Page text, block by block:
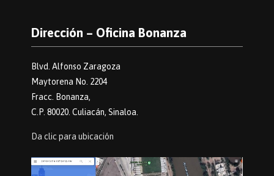
Dirección – Oficina Bonanza
Blvd. Alfonso Zaragoza
Maytorena No. 2204
Fracc. Bonanza,
C.P. 80020. Culiacán, Sinaloa.
Da clic para ubicación